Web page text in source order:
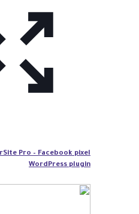
Pro – Facebook pixel
WordPress plugin